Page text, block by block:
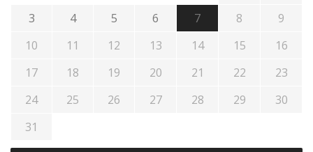
3
4 5 6 7 8
9
10
11 12 13 14 15
16
17
18 19 20 21 22
23
24
25 26 27 28 29
30
31